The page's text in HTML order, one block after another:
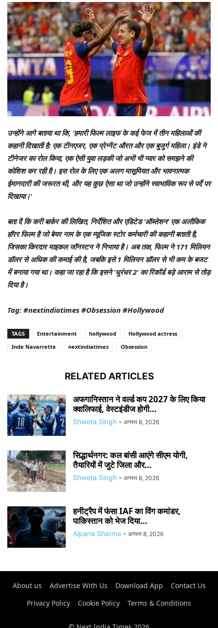
उन्होंने आगे बताया था कि, ‘हमारी फिल्म लाइफ के कई फेज में तीन महिलाओं की
कहानी दिखाती है: एक टीनएजर, एक प्रेग्नेंट औरत और एक बुजुर्ग महिला। इंडे ने
टीनेजर का रोल किया, एक ऐसी युवा लड़की जो अभी भी प्यार को समझने की
कोशिश कर रही है। इस रोल के लिए एक अलग मासूमियत और भावनात्मक
ईमानदारी की जरूरत थी, और यह कुछ ऐसा था जो उन्होंने स्वाभाविक रूप से पर्दे पर
दिखाया।’
बता दें कि करी बार्कर की लिखित, निर्देशित और एडिटेड ‘ऑब्सेशन’ एक अलौकिक
हॉरर फिल्म है जो बेयर नाम के एक म्यूजिक स्टोर कर्मचारी की कहानी बताती है,
जिसका किरदार माइकल जॉनस्टन ने निभाया है। अब तक, फिल्म ने 171 मिलियन
डॉलर से अधिक की कमाई की है, जबकि इसे 1 मिलियन डॉलर से भी कम के बजट
में बनाया गया था। कहा जा रहा है कि इसने ‘धुरंधर 2’ का रिकॉर्ड बड़े आराम से तोड़
दिया है।
Tag: #nextindiatimes #Obsession #Hollywood
TAGS Entertainment hollywood
Hollywood actress
Inde Navarrette
nextindiatimes Obsession
RELATED ARTICLES
अफगानिस्तान ने वर्ल्ड कप 2027 के लिए किया
क्वालिफाई, वेस्टइंडीज होगी...
Shweta Singh - अगस्त 8, 2026
सिद्धार्थनगर: कल बांसी आएंगे सीएम योगी,
तैयारियों में जुटे जिला और...
Shweta Singh - अगस्त 8, 2026
हनीट्रैप में फंसा IAF का विंग कमांडर,
पाकिस्तान को भेज दिया...
Alpana Sharma - अगस्त 8, 2026
About us Advertise With Us Download App
Contact Us
Privacy Policy
Cookie Policy Terms & Conditions